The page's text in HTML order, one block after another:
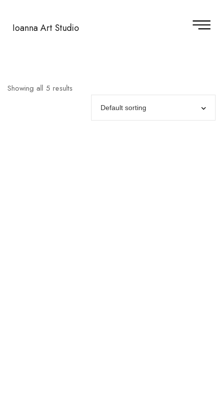
Ioanna Art Studio
Showing all 5 results